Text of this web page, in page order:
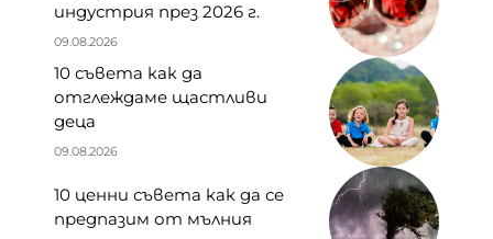
индустрия през 2026 г.
09.08.2026
10 съвета как да
отглеждаме щастливи
деца
09.08.2026
10 ценни съвета как да се
предпазим от мълния